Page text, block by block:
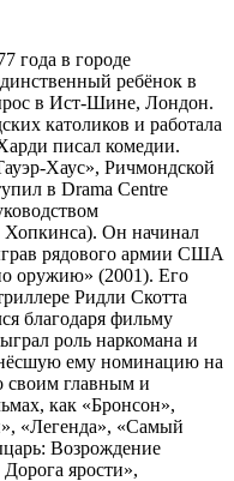
года в городе
ребёнок в
в Ист-Шине, Лондон.
католиков и работала
писал комедии.
Хаус», Ричмондской
в Drama Centre
Хопкинса). Он начинал
рядового армии США
оружию» (2001). Его
Ридли Скотта
благодаря фильму
роль наркомана и
ему номинацию на
своим главным и
как «Бронсон»,
«Легенда», «Самый
Возрождение
ярости»,